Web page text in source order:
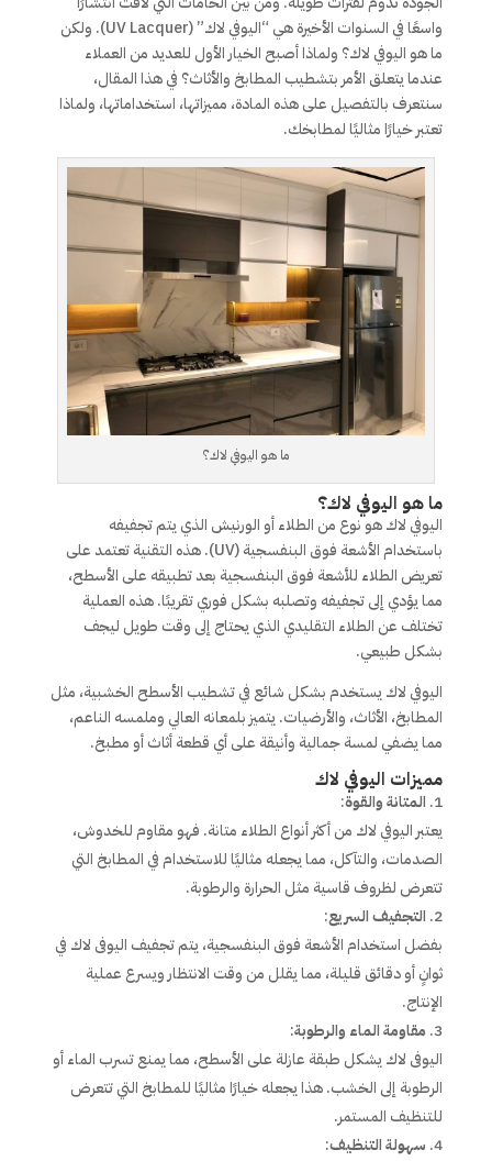
واسعًا في السنوات الأخيرة هي “اليوفي لاك” (UV Lacquer). ولكن
ما هو اليوفي لاك؟ ولماذا أصبح الخيار الأول للعديد من العملاء
عندما يتعلق الأمر بتشطيب المطابخ والأثاث؟ في هذا المقال،
سنتعرف بالتفصيل على هذه المادة، مميزاتها، استخداماتها، ولماذا
تعتبر خيارًا مثاليًا لمطابخك.
ما هو اليوفي لاك؟
ما هو اليوفي لاك؟
اليوفي لاك هو نوع من الطلاء أو الورنيش الذي يتم تجفيفه
باستخدام الأشعة فوق البنفسجية (UV). هذه التقنية تعتمد على
تعريض الطلاء للأشعة فوق البنفسجية بعد تطبيقه على الأسطح،
مما يؤدي إلى تجفيفه وتصلبه بشكل فوري تقريبًا. هذه العملية
تختلف عن الطلاء التقليدي الذي يحتاج إلى وقت طويل ليجف
بشكل طبيعي.
اليوفي لاك يستخدم بشكل شائع في تشطيب الأسطح الخشبية، مثل
المطابخ، الأثاث، والأرضيات. يتميز بلمعانه العالي وملمسه الناعم،
مما يضفي لمسة جمالية وأنيقة على أي قطعة أثاث أو مطبخ.
مميزات اليوفي لاك
المتانة والقوة:
يعتبر اليوفي لاك من أكثر أنواع الطلاء متانة. فهو مقاوم للخدوش،
الصدمات، والتآكل، مما يجعله مثاليًا للاستخدام في المطابخ التي
تتعرض لظروف قاسية مثل الحرارة والرطوبة.
التجفيف السريع:
بفضل استخدام الأشعة فوق البنفسجية، يتم تجفيف اليوفى لاك في
ثوانٍ أو دقائق قليلة، مما يقلل من وقت الانتظار ويسرع عملية
الإنتاج.
مقاومة الماء والرطوبة:
اليوفى لاك يشكل طبقة عازلة على الأسطح، مما يمنع تسرب الماء أو
الرطوبة إلى الخشب. هذا يجعله خيارًا مثاليًا للمطابخ التي تتعرض
للتنظيف المستمر.
سهولة التنظيف: